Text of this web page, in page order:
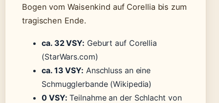
Bogen vom Waisenkind auf Corellia bis zum
tragischen Ende.
ca. 32 VSY: Geburt auf Corellia
(StarWars.com)
ca. 13 VSY: Anschluss an eine
Schmugglerbande (Wikipedia)
0 VSY: Teilnahme an der Schlacht von